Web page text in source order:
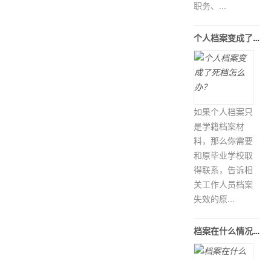
职务、...
个人档案变成了死档怎么办？
如果个人档案只
是学籍档案材
料，那么你需要
和原毕业学校取
得联系，告诉相
关工作人员档案
失效的原...
档案在什么情况下会失效呢？